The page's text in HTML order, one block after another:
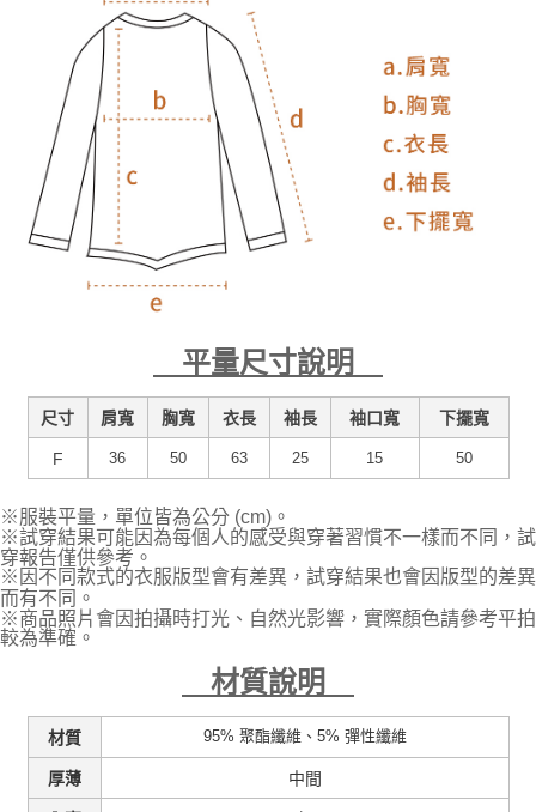
平量尺寸說明
尺寸 肩寬 胸寬 衣長 袖長 袖口寬 下擺寬
F 36 50 63 25 15 50
※服裝平量，單位皆為公分 (cm)。
※試穿結果可能因為每個人的感受與穿著習慣不一樣而不同，試
穿報告僅供參考。
※因不同款式的衣服版型會有差異，試穿結果也會因版型的差異
而有不同。
※商品照片會因拍攝時打光、自然光影響，實際顏色請參考平拍
較為準確。
材質說明
材質 95% 聚酯纖維、5% 彈性纖維
厚薄 中間